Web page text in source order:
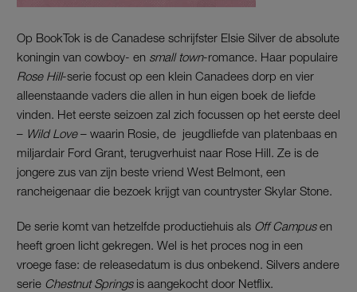
Op BookTok is de Canadese schrijfster Elsie Silver de absolute
koningin van cowboy- en small town-romance. Haar populaire
Rose Hill-serie focust op een klein Canadees dorp en vier
alleenstaande vaders die allen in hun eigen boek de liefde
vinden. Het eerste seizoen zal zich focussen op het eerste deel
– Wild Love– waarin Rosie, de jeugdliefde van platenbaas en
miljardair Ford Grant, terugverhuist naar Rose Hill. Ze is de
jongere zus van zijn beste vriend West Belmont, een
rancheigenaar die bezoek krijgt van countryster Skylar Stone.
De serie komt van hetzelfde productiehuis als Off Campusen
heeft groen licht gekregen. Wel is het proces nog in een
vroege fase: de releasedatum is dus onbekend. Silvers andere
serie Chestnut Springs is aangekocht door Netflix.